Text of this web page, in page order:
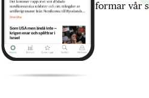
formar vår